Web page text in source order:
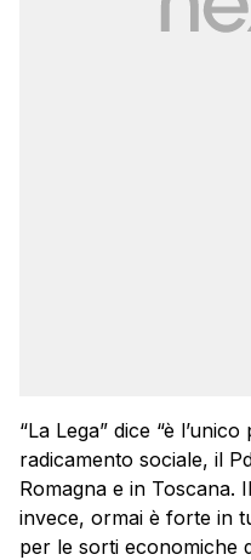
“La Lega” dice “è
radicamento sociale, il
Romagna e in Toscana.
invece, ormai è forte in
per le sorti economiche